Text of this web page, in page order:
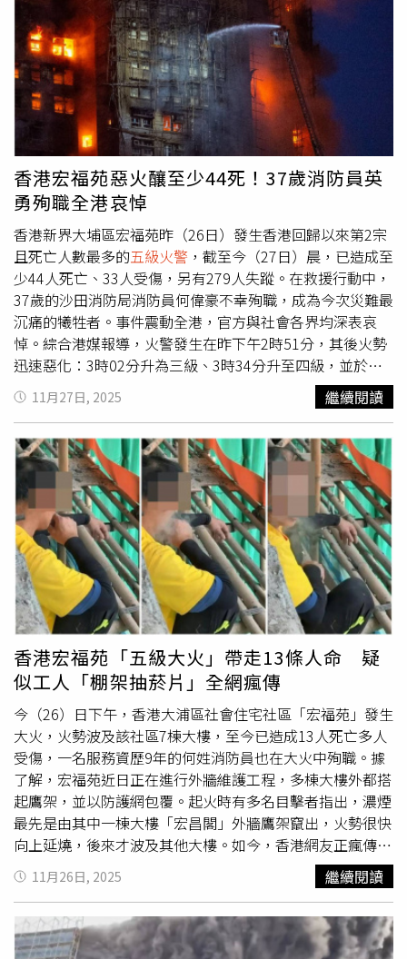
醫管局也啟動緊急機制全力救治傷者。根據消防及工程界分
析，這場巨災之所以難以控制，主因來自高層建築外牆工程
的「立體燃燒」。宏福苑樓齡逾40年，其外牆棚架上的物料
與結構形成封閉與縫隙並存的特殊環境，使火勢在強風中迅
速向上蔓延，產生典型的「煙囪效應」（Stack effect），
也就是戶內空氣沿著有垂直坡度的空間向上昇或下降，造成
空氣加強對流的現象，引發熱氣與濃煙流竄，助長火勢並阻
礙消防員的接近。香港新界大埔區宏福苑昨（26日）發生香
港回歸以來第2宗的五級火警。（圖／達志／美聯社）不僅
如此，初步分析指向棚網物料可能未具備阻燃功能。香港執
業安全師學會會長李光昇指出，宏昌閣外牆棚網疑似未使用
阻燃物料，而不少承建商基於成本考量，會傾向使用價格較
低的普通棚網。他直言：「我更見過有地盤用漁網作棚
網。」阻燃棚網與普通棚網的價差可達1倍，加上部分工程
規模小、監管不足，違規使用並非罕見。李光昇表示，竹棚
架與阻燃棚網本身並不容易燃燒，但如果棚網不具阻燃功
能，並與外牆雜物、家具、衣物接觸，再加上工地若曾進行
燒焊等熱作業，就可能讓火屑點燃棚網，再沿外牆迅速向上
延燒。他也示警，如果棚網材料含聚氯乙烯（PVC），燃燒
產生的濃煙可能帶有毒性，吸入後有機會造成窒息甚至死
亡。香港工程師學會建造分部前主席謝偉正則指出，《建築
物條例》規定棚網必須使用阻燃物料，違者可被開罰。但實
務上，香港特區政府發展局轄下的「屋宇署」雖會抽查地盤
是否合規，仍可能出現疏漏，「（屋宇署）沒有檢查就無
事」。他認為大型承建商多能守法，但較多違規情況反而出
現在舊樓維修工程，因為業主未必了解法規，也可能未聘請
專業監督，小規模工程為節省成本而採用普通棚網便成常
態。香港新界大埔區宏福苑昨（26日）發生香港回歸以來第
2宗的五級火警。（圖／達志／美聯社）今年中環華懋大廈
三級火警後，屋宇署已向認可專業人士及承建商發出通告，
要求全面檢視外牆保護網、保護幕、防水油布等材料的阻燃
性能，以降低工地火災風險。通告亦強調，若發現阻燃性能
不足，署方將依《建築物條例》對承建商及相關人員提出檢
控或紀律處分。然而此次宏福苑五級大火的慘重損失，凸顯
執法與實務之間仍存在落差。香港勞工處在回覆網民查詢時
則稱，宏福苑維修工程由宏業建築工程有限公司負責，相關
棚網屬防墮物用途且未涉及熱工序，視為火災風險相對較
低。更指出根據現行地盤安全條例，棚網及相關物料並未納
入阻燃標準的規管範圍，顯示香港各部門在外牆工程物料的
安全定義及監理職責上，仍有灰色地帶。綜觀近年香港涉及
外牆搭棚工程的火警愈趨頻繁，包括今年華懋大廈火災與
2023年尖沙咀前海員俱樂部地盤大火，均曾造成嚴重損
失。宏福苑大火再度暴露舊樓外牆工程、棚網物料、監管制
度與消防風險之間的結構性問題，也讓社會再度反思工程承
香港宏福苑惡火釀至少44死！37歲消防員英
勇殉職全港哀悼
香港新界大埔區宏福苑昨（26日）發生香港回歸以來第2宗
且死亡人數最多的五級火警 ，截至今（27日）晨，已造成至
少44人死亡、33人受傷，另有279人失蹤。在救援行動中，
37歲的沙田消防局消防員何偉豪不幸殉職，成為今次災難最
沉痛的犧牲者。事件震動全港，官方與社會各界均深表哀
悼。綜合港媒報導，火警發生在昨下午2時51分，其後火勢
迅速惡化：3時02分升為三級、3時34分升至四級，並於下
午6時22分升至最高級別五級。消防處共處理28名傷者，其
中9人當場死亡，6人情況危殆，後送院再有4人不治；另有
消防總隊目受傷、1名消防員出現熱衰竭。香港新界大埔區
宏福苑昨（26日）發生香港回歸以來第2宗五級火警。（圖
／達志／美聯社）何偉豪入職消防處9年，負責「小型救援
車」的工作。消防處處長楊恩健表示，何於下午3時01分抵
達現場，在地面執行救援任務，但於3時半後突然失聯。消
防展開搜索後，於4時01分在宏昌閣外的空地發現他，其時
面部嚴重燒傷。救護人員立即進行心肺復甦並送往威爾斯親
王醫院，惟於4時45分宣告不治，終年37歲。據悉，何偉豪
曾任職香港警隊，後轉職消防，服務期間表現一直獲肯定。
消防處亦在夜間將其社交平台頭像轉為黑白，以示悼念。何
的同袍在社交平台上傳2人於消防學校畢業時的合照，寫
下：「我們不會忘記你的，感謝你為我們付出所有。下班
了，好好休息bro」，並表示所有兄弟都以他為榮。香港新
界大埔區宏福苑昨（26日）發生香港回歸以來第2宗五級火
警。（圖／達志／美聯社）火災造成的慘劇，使整個消防部
門深受打擊。楊恩健表示痛失1名盡忠職守、表現英勇的同
事，形容部門上下均感到極度哀痛。他代表消防處向家屬致
最深切慰問，並指福利組及心理服務組正緊密支援家屬。另
外，保安局局長鄧炳強及公務員事務局局長楊何蓓茵亦先後
發稿，對何偉豪在救災過程中殉職表示沉痛哀悼。
11月27日, 2025 繼續閱讀
香港宏福苑「五級大火」帶走13條人命 疑
似工人「棚架抽菸片」全網瘋傳
今（26）日下午，香港大浦區社會住宅社區「宏福苑」發生
大火，火勢波及該社區7棟大樓，至今已造成13人死亡多人
受傷，一名服務資歷9年的何姓消防員也在大火中殉職。據
了解，宏福苑近日正在進行外牆維護工程，多棟大樓外都搭
起鷹架，並以防護網包覆。起火時有多名目擊者指出，濃煙
最先是由其中一棟大樓「宏昌閣」外牆鷹架竄出，火勢很快
向上延燒，後來才波及其他大樓。如今，香港網友正瘋傳一
段影片，疑似是維修工人在鷹架防護網內抽菸的畫面，但是
否為真正起火原因仍有待證實。根據《香港01》報導，在這
著黑色長袖長褲的男姓工人，正坐在大樓外牆與鷹架中間的
狹小空隙抽菸，現場煙霧瀰漫，而工人手中的菸頭距離外側
11月26日, 2025 繼續閱讀